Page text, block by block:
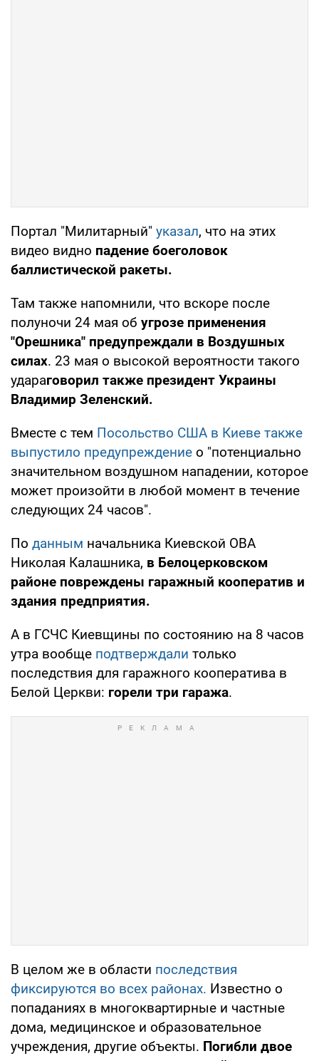
Портал "Милитарный" указал, что на этих
видео видно падение боеголовок
баллистической ракеты.
Там также напомнили, что вскоре после
полуночи 24 мая об угрозе применения
"Орешника" предупреждали в Воздушных
силах. 23 мая о высокой вероятности такого
удараговорил также президент Украины
Владимир Зеленский.
Вместе с тем Посольство США в Киеве также
выпустило предупреждение о "потенциально
значительном воздушном нападении, которое
может произойти в любой момент в течение
следующих 24 часов".
По данным начальника Киевской ОВА
Николая Калашника, в Белоцерковском
районе повреждены гаражный кооператив и
здания предприятия.
А в ГСЧС Киевщины по состоянию на 8 часов
утра вообще подтверждали только
последствия для гаражного кооператива в
Белой Церкви: горели три гаража.
В целом же в области последствия
фиксируются во всех районах. Известно о
попаданиях в многоквартирные и частные
дома, медицинское и образовательное
учреждения, другие объекты. Погибли двое